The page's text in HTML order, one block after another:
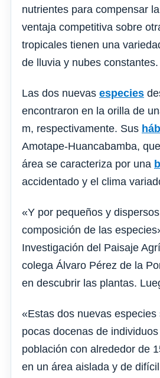
nutrientes para compensar
ventaja competitiva sobre
tropicales tienen una
de lluvia y nubes constantes.
Las dos nuevas especies
encontraron en la orilla de
m, respectivamente. Sus
Amotape-Huancabamba,
área se caracteriza por una
accidentado y el clima
«Y por pequeños y
composición de las
Investigación del Paisaje
colega Álvaro Pérez de la
en descubrir las plantas.
«Estas dos nuevas
pocas docenas de
población con alrededor de
en un área aislada y de